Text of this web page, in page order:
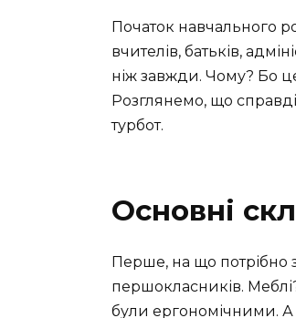
Початок навчального
вчителів, батьків,
ніж завжди. Чому? Бо
Розглянемо, що
турбот.
Основні
Перше, на що потрібно
першокласників.
були ергономічними. А